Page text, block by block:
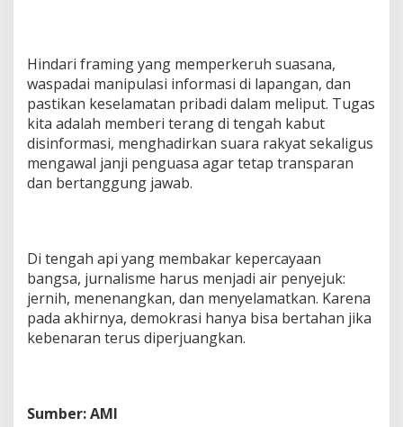
Hindari framing yang memperkeruh suasana,
waspadai manipulasi informasi di lapangan, dan
pastikan keselamatan pribadi dalam meliput. Tugas
kita adalah memberi terang di tengah kabut
disinformasi, menghadirkan suara rakyat sekaligus
mengawal janji penguasa agar tetap transparan
dan bertanggung jawab.
Di tengah api yang membakar kepercayaan
bangsa, jurnalisme harus menjadi air penyejuk:
jernih, menenangkan, dan menyelamatkan. Karena
pada akhirnya, demokrasi hanya bisa bertahan jika
kebenaran terus diperjuangkan.
Sumber: AMI